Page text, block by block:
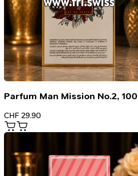
Parfum Man Mission No.2,
CHF 29.90